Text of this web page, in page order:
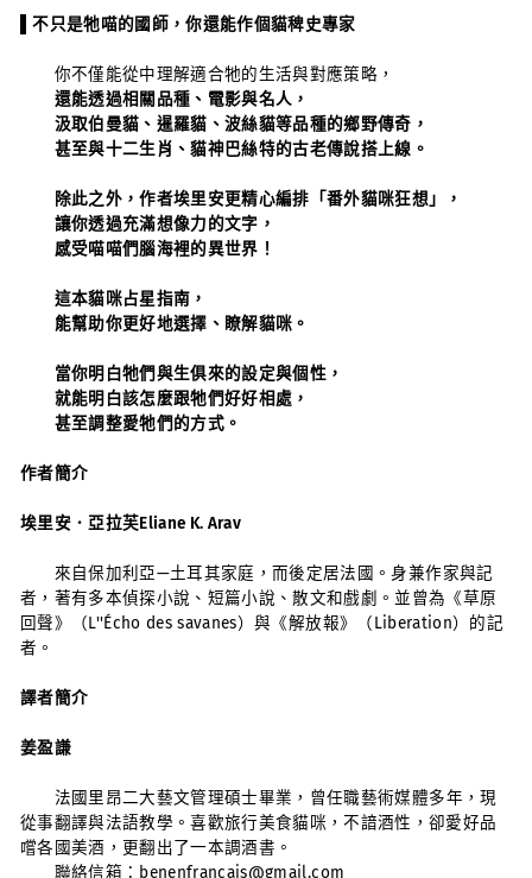
▌不只是牠喵的國師，你還能作個貓稗史專家
你不僅能從中理解適合牠的生活與對應策略，
還能透過相關品種、電影與名人，
汲取伯曼貓、暹羅貓、波絲貓等品種的鄉野傳奇，
甚至與十二生肖、貓神巴絲特的古老傳說搭上線。
除此之外，作者埃里安更精心編排「番外貓咪狂想」，
讓你透過充滿想像力的文字，
感受喵喵們腦海裡的異世界！
這本貓咪占星指南，
能幫助你更好地選擇、瞭解貓咪。
當你明白牠們與生俱來的設定與個性，
就能明白該怎麼跟牠們好好相處，
甚至調整愛牠們的方式。
作者簡介
埃里安．亞拉芙Eliane K. Arav
來自保加利亞—土耳其家庭，而後定居法國。身兼作家與記
者，著有多本偵探小說、短篇小說、散文和戲劇。並曾為《草原
回聲》（L''Écho des savanes）與《解放報》（Liberation）的記
者。
譯者簡介
姜盈謙
法國里昂二大藝文管理碩士畢業，曾任職藝術媒體多年，現
從事翻譯與法語教學。喜歡旅行美食貓咪，不諳酒性，卻愛好品
嚐各國美酒，更翻出了一本調酒書。
聯絡信箱：benenfrancais@gmail.com